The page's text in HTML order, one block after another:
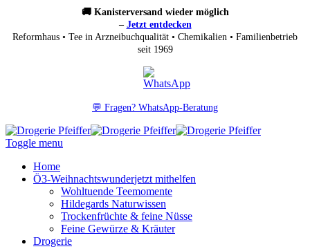
🚚 Kanisterversand wieder möglich
– Jetzt entdecken
Reformhaus • Tee in Arzneibuchqualität • Chemikalien • Familienbetrieb
seit 1969
💬 Fragen? WhatsApp-Beratung
Toggle menu
Home
Ö3-Weihnachtswunderjetzt mithelfen
Wohltuende Teemomente
Hildegards Naturwissen
Trockenfrüchte & feine Nüsse
Feine Gewürze & Kräuter
Drogerie